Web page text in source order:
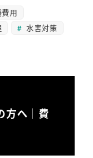
用
水害対策
方へ｜費